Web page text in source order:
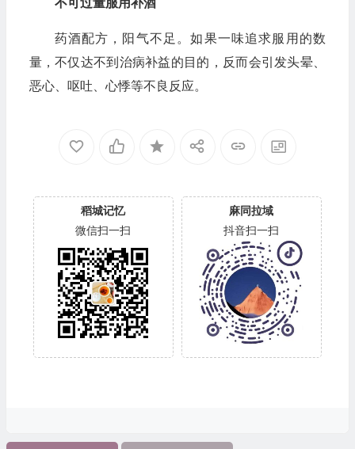
不可过量服用补酒
药酒配方，阳气不足。如果一味追求服用的数
量，不仅达不到治病补益的目的，反而会引发头晕、
恶心、呕吐、心悸等不良反应。
稻城记忆
微信扫一扫
麻同拉域
抖音扫一扫